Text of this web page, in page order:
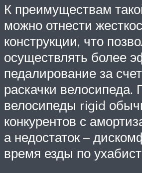
К преимуществам
можно отнести
конструкции, что
осуществлять более
педалирование за
раскачки велосипеда.
велосипеды rigid
конкурентов с
а недостаток –
время езды по